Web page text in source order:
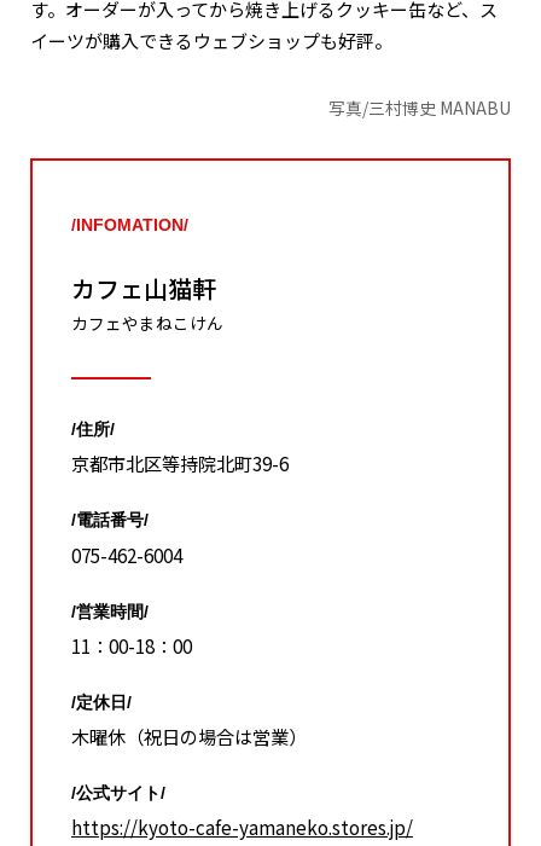
す。オーダーが入ってから焼き上げるクッキー缶など、ス
イーツが購入できるウェブショップも好評。
写真/三村博史 MANABU
/INFOMATION/
カフェ山猫軒
カフェやまねこけん
/住所/
京都市北区等持院北町39-6
/電話番号/
075-462-6004
/営業時間/
11：00-18：00
/定休日/
木曜休（祝日の場合は営業）
/公式サイト/
https://kyoto-cafe-yamaneko.stores.jp/